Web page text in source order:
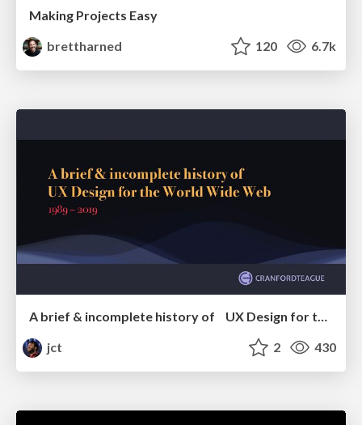
Making Projects Easy
brettharned
120 6.7k
A brief & incomplete history of UX Design for the World Wide Web: 1989–2019
jct
2 430